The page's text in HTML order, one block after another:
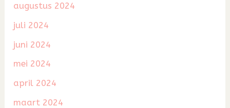
augustus 2024
juli 2024
juni 2024
mei 2024
april 2024
maart 2024